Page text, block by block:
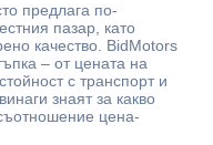
предлага по-
пазар, като
качество. BidMotors
– от цената на
с транспорт и
знаят за какво
цена-